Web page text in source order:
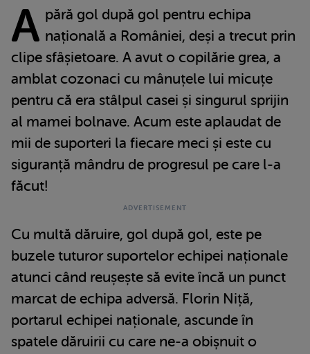
A pără gol după gol pentru echipa
națională a României, deși a trecut prin
clipe sfâșietoare. A avut o copilărie grea, a
amblat cozonaci cu mânuțele lui micuțe
pentru că era stâlpul casei și singurul sprijin
al mamei bolnave. Acum este aplaudat de
mii de suporteri la fiecare meci și este cu
siguranță mândru de progresul pe care l-a
făcut!
Cu multă dăruire, gol după gol, este pe
buzele tuturor suportelor echipei naționale
atunci când reușește să evite încă un punct
marcat de echipa adversă. Florin Niță,
portarul echipei naționale, ascunde în
spatele dăruirii cu care ne-a obișnuit o